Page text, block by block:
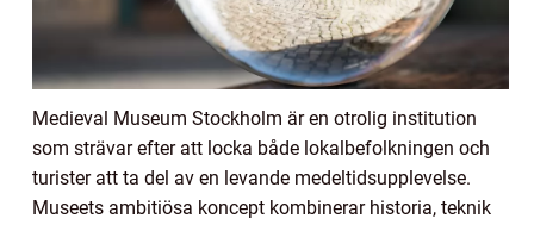
Medieval Museum Stockholm är en otrolig institution
som strävar efter att locka både lokalbefolkningen och
turister att ta del av en levande medeltidsupplevelse.
Museets ambitiösa koncept kombinerar historia, teknik